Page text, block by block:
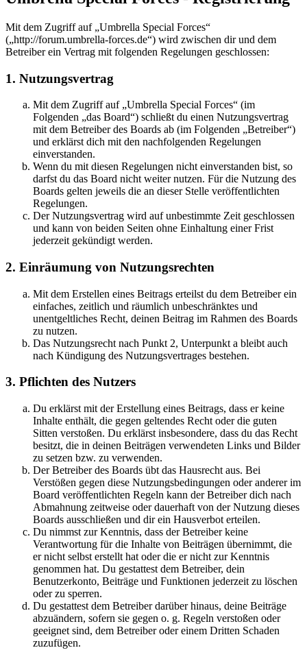
Mit dem Zugriff auf „Umbrella Special Forces“
(„http://forum.umbrella-forces.de“) wird zwischen dir und dem
Betreiber ein Vertrag mit folgenden Regelungen geschlossen:
1. Nutzungsvertrag
Mit dem Zugriff auf „Umbrella Special Forces“ (im
Folgenden „das Board“) schließt du einen Nutzungsvertrag
mit dem Betreiber des Boards ab (im Folgenden „Betreiber“)
und erklärst dich mit den nachfolgenden Regelungen
einverstanden.
Wenn du mit diesen Regelungen nicht einverstanden bist, so
darfst du das Board nicht weiter nutzen. Für die Nutzung des
Boards gelten jeweils die an dieser Stelle veröffentlichten
Regelungen.
Der Nutzungsvertrag wird auf unbestimmte Zeit geschlossen
und kann von beiden Seiten ohne Einhaltung einer Frist
jederzeit gekündigt werden.
2. Einräumung von Nutzungsrechten
Mit dem Erstellen eines Beitrags erteilst du dem Betreiber ein
einfaches, zeitlich und räumlich unbeschränktes und
unentgeltliches Recht, deinen Beitrag im Rahmen des Boards
zu nutzen.
Das Nutzungsrecht nach Punkt 2, Unterpunkt a bleibt auch
nach Kündigung des Nutzungsvertrages bestehen.
3. Pflichten des Nutzers
Du erklärst mit der Erstellung eines Beitrags, dass er keine
Inhalte enthält, die gegen geltendes Recht oder die guten
Sitten verstoßen. Du erklärst insbesondere, dass du das Recht
besitzt, die in deinen Beiträgen verwendeten Links und Bilder
zu setzen bzw. zu verwenden.
Der Betreiber des Boards übt das Hausrecht aus. Bei
Verstößen gegen diese Nutzungsbedingungen oder anderer im
Board veröffentlichten Regeln kann der Betreiber dich nach
Abmahnung zeitweise oder dauerhaft von der Nutzung dieses
Boards ausschließen und dir ein Hausverbot erteilen.
Du nimmst zur Kenntnis, dass der Betreiber keine
Verantwortung für die Inhalte von Beiträgen übernimmt, die
er nicht selbst erstellt hat oder die er nicht zur Kenntnis
genommen hat. Du gestattest dem Betreiber, dein
Benutzerkonto, Beiträge und Funktionen jederzeit zu löschen
oder zu sperren.
Du gestattest dem Betreiber darüber hinaus, deine Beiträge
abzuändern, sofern sie gegen o. g. Regeln verstoßen oder
geeignet sind, dem Betreiber oder einem Dritten Schaden
zuzufügen.